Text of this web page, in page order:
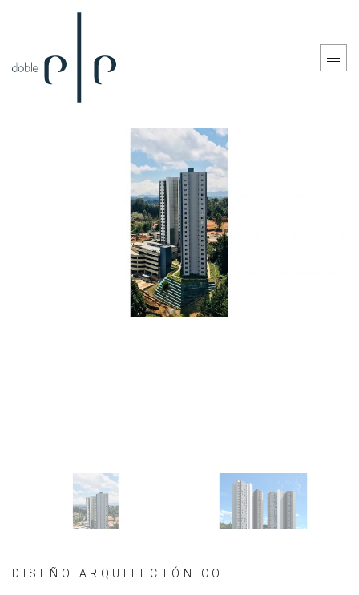
DISEÑO ARQUITECTÓNICO